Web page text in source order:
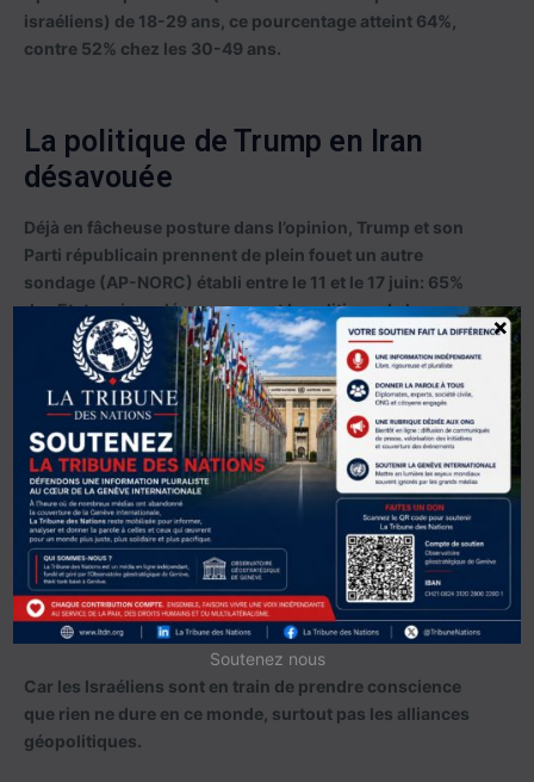
israéliens) de 18-29 ans, ce pourcentage atteint 64%,
contre 52% chez les 30-49 ans.
La politique de Trump en Iran
désavouée
Déjà en fâcheuse posture dans l’opinion, Trump et son
Parti républicain prennent de plein fouet un autre
sondage (AP-NORC) établi entre le 11 et le 17 juin: 65%
des Etatsuniens désapprouvent la politique de leur
président en Iran.
Dingo Donald a beau gesticuler à Versailles pour
promouvoir l’accord sur le cessez-le-feu avec l’Iran, en le
présentant comme son éclatante victoire, même les
Etatsuniens commencent fortement à en douter. D’où la
colère de Trump contre le chef du gouvernement
israélien qui l’avait persuadé de frapper l’Iran.
Cette guerre qui devait assurer à Nétanyahou sa
réélection dans quatre mois et une gloire durable sera-t-
elle son tombeau politique?
Car les Israéliens sont en train de prendre conscience
que rien ne dure en ce monde, surtout pas les alliances
géopolitiques.
Soutenez nous
×